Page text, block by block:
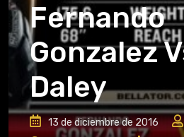
Fernando
Gonzalez
Daley
13 de diciembre de 2016